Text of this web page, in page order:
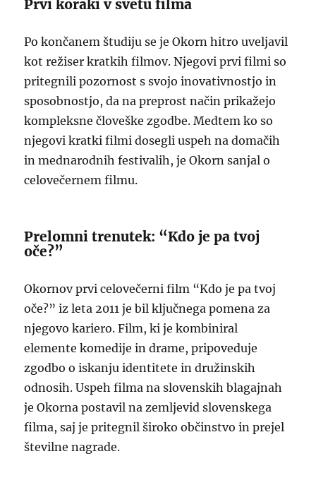
Prvi koraki v svetu filma
Po končanem študiju se je Okorn hitro uveljavil
kot režiser kratkih filmov. Njegovi prvi filmi so
pritegnili pozornost s svojo inovativnostjo in
sposobnostjo, da na preprost način prikažejo
kompleksne človeške zgodbe. Medtem ko so
njegovi kratki filmi dosegli uspeh na domačih
in mednarodnih festivalih, je Okorn sanjal o
celovečernem filmu.
Prelomni trenutek: “Kdo je pa tvoj
oče?”
Okornov prvi celovečerni film “Kdo je pa tvoj
oče?” iz leta 2011 je bil ključnega pomena za
njegovo kariero. Film, ki je kombiniral
elemente komedije in drame, pripoveduje
zgodbo o iskanju identitete in družinskih
odnosih. Uspeh filma na slovenskih blagajnah
je Okorna postavil na zemljevid slovenskega
filma, saj je pritegnil široko občinstvo in prejel
številne nagrade.